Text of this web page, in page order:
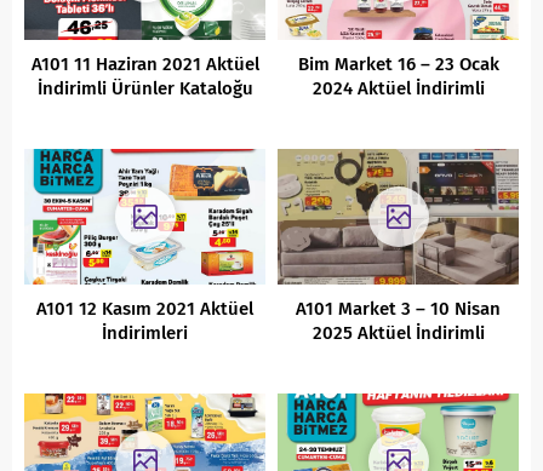
A101 11 Haziran 2021 Aktüel
İndirimli Ürünler Kataloğu
Bim Market 16 – 23 Ocak
2024 Aktüel İndirimli
A101 12 Kasım 2021 Aktüel
İndirimleri
A101 Market 3 – 10 Nisan
2025 Aktüel İndirimli